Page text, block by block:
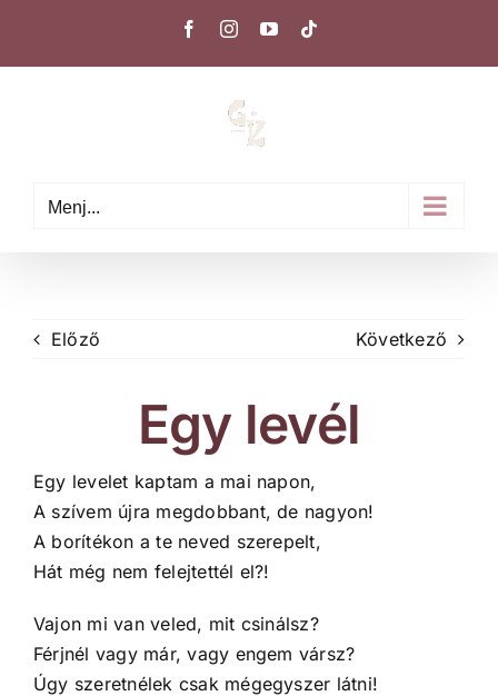
FacebookInstagramYouTube
Menj...
Előző Következő
Egy levél
Egy levelet kaptam a mai napon,
A szívem újra megdobbant, de nagyon!
A borítékon a te neved szerepelt,
Hát még nem felejtettél el?!
Vajon mi van veled, mit csinálsz?
Férjnél vagy már, vagy engem vársz?
Úgy szeretnélek csak mégegyszer látni!